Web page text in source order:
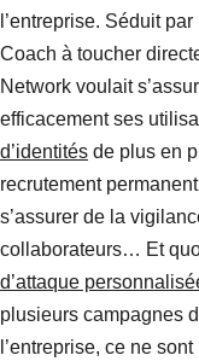
l’entreprise. Séduit
Coach à toucher
Network voulait
efficacement ses
d’identités de plus en
recrutement
s’assurer de la
collaborateurs… Et
d’attaque
plusieurs campagnes
l’entreprise, ce ne